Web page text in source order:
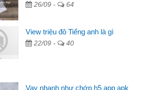
cáo trên facebook. Tôi là
nhà, sinh nhật bạn bè, mà đọc
tôi quyết định vay
việc riêng, trong 1-2 ngày tôi trả
26/09 - 64
View triệu đô Tiếng anh là gì
22/09 - 40
Vay nhanh như chớp h5 app apk